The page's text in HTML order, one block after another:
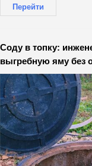
Перейти
Соду в топку:
выгребную яму без